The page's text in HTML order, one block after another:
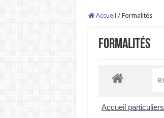
Accueil / Formalités
Formalités
Accueil particuliers